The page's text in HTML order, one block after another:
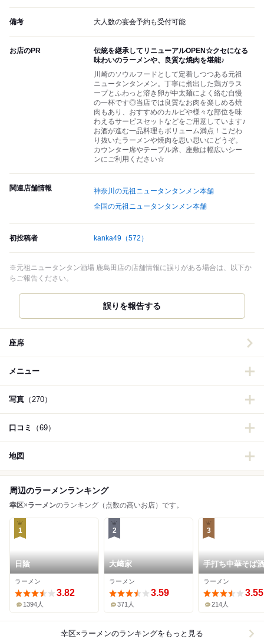
備考 大人数の宴会予約も受付可能
お店のPR
伝統を継承してリニューアルOPEN☆クセになる
味わいのラーメンや、良質な焼肉を堪能♪
川崎のソウルフードとして定着しつつある元祖
ニュータンタンメン。丁寧に煮出した鶏ガラス
ープとふわっと溶き卵が中太麺によく絡む自慢
の一杯です◎当店では良質なお肉を楽しめる焼
肉もあり、おすすめのカルビや様々な部位を味
わえるサービスセットなどをご用意しています♪
お酒が進む一品料理もボリューム満点！こだわ
り抜いたラーメンや焼肉を思い思いにどうぞ。
カウンター席やテーブル席、座敷は幅広いシー
ンにご利用ください☆
関連店舗情報
神奈川の元祖ニュータンタンメン本舗
全国の元祖ニュータンタンメン本舗
初投稿者 kanka49 （572）
※元祖ニュータンタン酒場 鹿島田店の店舗情報に誤りがある場合は、以下か
らご報告ください。
誤りを報告する
座席
メニュー
写真 （270）
口コミ （69）
地図
周辺のラーメンランキング
幸区×ラーメンのランキング（点数の高いお店）です。
1
日陰
ラーメン
3.82
1394人
2
大﨑家
ラーメン
3.59
371人
3
手打ち中華そば
河原町店
ラーメン
3.55
214人
幸区×ラーメンのランキングをもっと見る